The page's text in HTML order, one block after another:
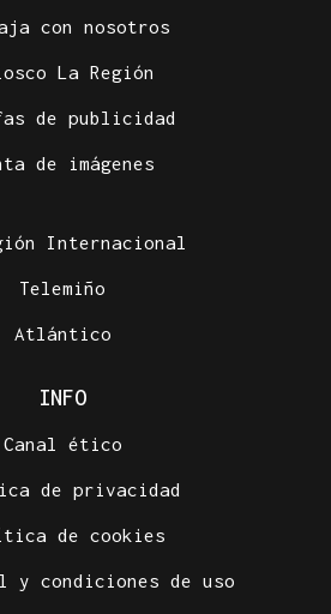
con nosotros
La Región
de publicidad
de imágenes
Internacional
Telemiño
Atlántico
INFO
Canal ético
de privacidad
de cookies
y condiciones de uso